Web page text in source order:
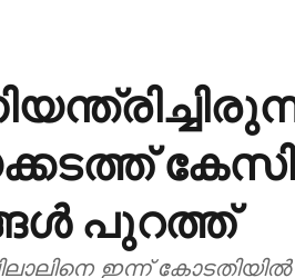
പുറത്ത്
ഇന്ന് കോടതിയിൽ